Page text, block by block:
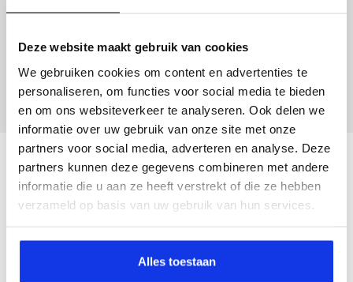
Deze website maakt gebruik van cookies
We gebruiken cookies om content en advertenties te
personaliseren, om functies voor social media te bieden
en om ons websiteverkeer te analyseren. Ook delen we
informatie over uw gebruik van onze site met onze
partners voor social media, adverteren en analyse. Deze
partners kunnen deze gegevens combineren met andere
informatie die u aan ze heeft verstrekt of die ze hebben
verzameld op basis van uw gebruik van hun services.
Alles toestaan
Inruilvoorstel aanvragen
Wanneer je foto’s meestuurt ontvang je op
maandag tot en met vrijdag binnen enkele uren
een voorstel.
Veelgestelde vragen
Wanneer kan ik een proefrit maken?
Kan ik een auto reserveren?